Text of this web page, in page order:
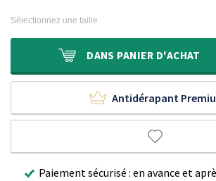
Sélectionnez une taille
DANS PANIER D'ACHAT
Antidérapant
Paiement sécurisé : en avance et